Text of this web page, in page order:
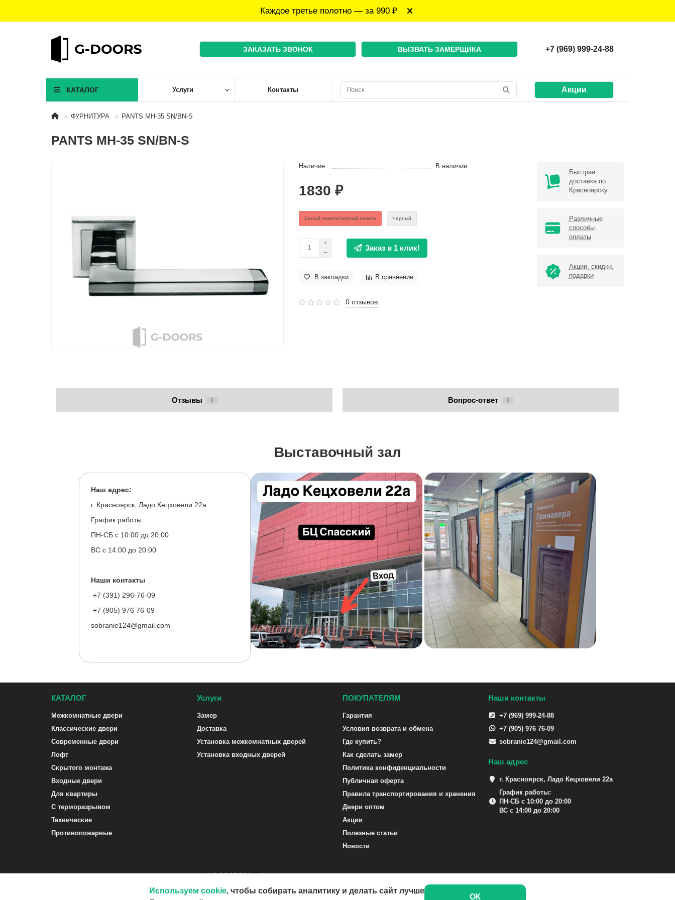
Каждое третье полотно — за 990 ₽
ЗАКАЗАТЬ ЗВОНОК ВЫЗВАТЬ ЗАМЕРЩИКА +7 (969) 999-24-88
КАТАЛОГ Услуги Контакты Акции
ФУРНИТУРА PANTS MH-35 SN/BN-S
PANTS MH-35 SN/BN-S
Наличие: В наличии
1830 ₽
Белый никель/черный никель Черный
Заказ в 1 клик!
В закладки В сравнение
0 отзывов
Быстрая
доставка по
Красноярску
Различные
способы
оплаты
Акции, скидки,
подарки
Отзывы 0 Вопрос-ответ 0
Выставочный зал
Наш адрес:
г. Красноярск, Ладо Кецховели 22а
График работы:
ПН-СБ с 10:00 до 20:00
ВС с 14:00 до 20:00
Наши контакты
+7 (391) 296-76-09
+7 (905) 976 76-09
sobranie124@gmail.com
КАТАЛОГ
Межкомнатные двери
Классические двери
Современные двери
Лофт
Скрытого монтажа
Входные двери
Для квартиры
С терморазрывом
Технические
Противопожарные
Услуги
Замер
Доставка
Установка межкомнатных дверей
Установка входных дверей
ПОКУПАТЕЛЯМ
Гарантия
Условия возврата и обмена
Где купить?
Как сделать замер
Политика конфиденциальности
Публичная оферта
Правила транспортирования и хранения
Двери оптом
Акции
Полезные статьи
Новости
Наши контакты
+7 (969) 999-24-88
+7 (905) 976 76-09
sobranie124@gmail.com
Наш адрес
г. Красноярск, Ладо Кецховели 22а
График работы:
ПН-СБ с 10:00 до 20:00
ВС с 14:00 до 20:00
Интернет-магазин межкомнатных и входных дверей G-DOORS24.ru ©
Используем cookie, чтобы собирать аналитику и делать сайт лучше
ОК